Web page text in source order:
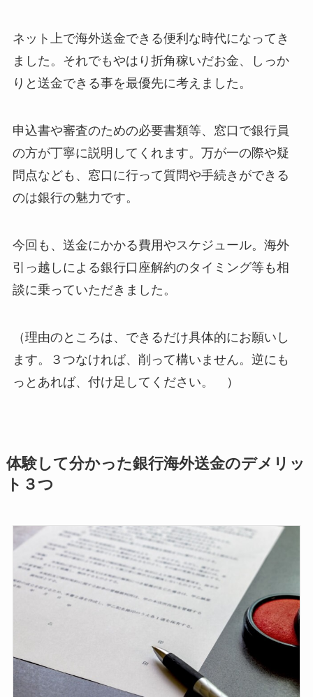
ネット上で海外送金できる便利な時代になってき
ました。それでもやはり折角稼いだお金、しっか
りと送金できる事を最優先に考えました。
申込書や審査のための必要書類等、窓口で銀行員
の方が丁寧に説明してくれます。万が一の際や疑
問点なども、窓口に行って質問や手続きができる
のは銀行の魅力です。
今回も、送金にかかる費用やスケジュール。海外
引っ越しによる銀行口座解約のタイミング等も相
談に乗っていただきました。
（理由のところは、できるだけ具体的にお願いし
ます。３つなければ、削って構いません。逆にも
っとあれば、付け足してください。 ）
体験して分かった銀行海外送金のデメリッ
ト３つ